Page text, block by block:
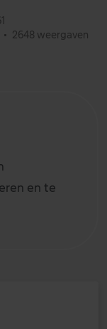
• 2648 weergaven
en te